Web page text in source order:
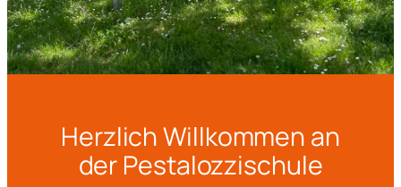
Herzlich Willkommen an
der Pestalozzischule